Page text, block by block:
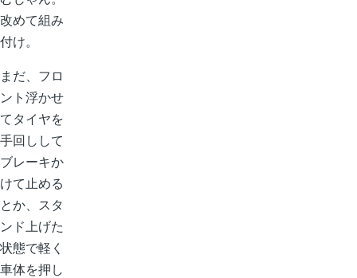
改めて組み
付け。
まだ、フロ
ント浮かせ
てタイヤを
手回しして
ブレーキか
けて止める
とか、スタ
ンド上げた
状態で軽く
車体を押し